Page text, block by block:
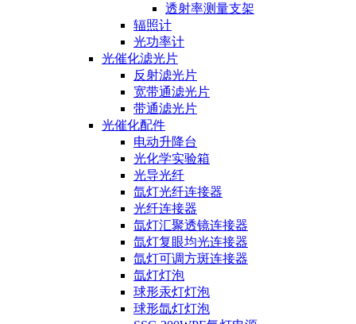
透射率测量支架
辐照计
光功率计
光催化滤光片
反射滤光片
宽带通滤光片
带通滤光片
光催化配件
电动升降台
光化学实验箱
光导光纤
氙灯光纤连接器
光纤连接器
氙灯汇聚透镜连接器
氙灯复眼均光连接器
氙灯可调方斑连接器
氙灯灯泡
球形汞灯灯泡
球形氙灯灯泡